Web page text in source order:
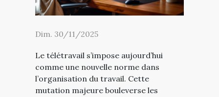
Dim. 30/11/2025
Le télétravail s’impose aujourd’hui
comme une nouvelle norme dans
l’organisation du travail. Cette
mutation majeure bouleverse les